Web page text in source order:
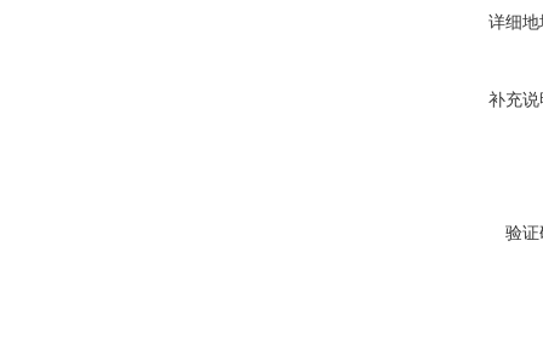
详细地
补充说
验证